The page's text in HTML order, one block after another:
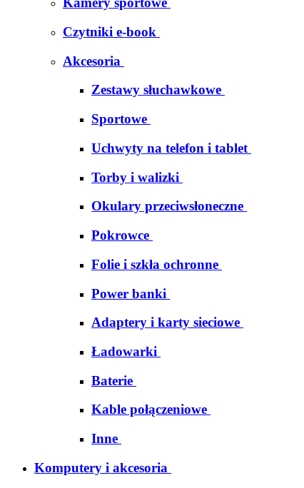
Czytniki e-book
Akcesoria
Zestawy słuchawkowe
Sportowe
Uchwyty na telefon i tablet
Torby i walizki
Okulary przeciwsłoneczne
Pokrowce
Folie i szkła ochronne
Power banki
Adaptery i karty sieciowe
Ładowarki
Baterie
Kable połączeniowe
Inne
Komputery i akcesoria